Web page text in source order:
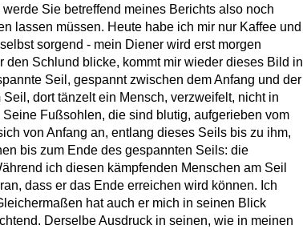
Sie betreffend meines Berichts also noch
lassen müssen. Heute habe ich mir nur Kaffee und
sorgend - mein Diener wird erst morgen
den Schlund blicke, kommt mir wieder dieses Bild in
Seil, gespannt zwischen dem Anfang und der
dort tänzelt ein Mensch, verzweifelt, nicht in
Fußsohlen, die sind blutig, aufgerieben vom
von Anfang an, entlang dieses Seils bis zu ihm,
bis zum Ende des gespannten Seils: die
ich diesen kämpfenden Menschen am Seil
dass er das Ende erreichen wird können. Ich
hat auch er mich in seinen Blick
Derselbe Ausdruck in seinen, wie in meinen